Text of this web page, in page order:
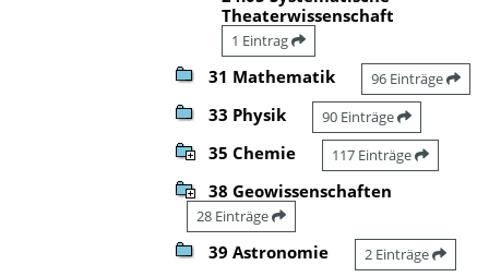
Theaterwissenschaft
1 Eintrag
31 Mathematik 96 Einträge
33 Physik 90 Einträge
35 Chemie 117 Einträge
38 Geowissenschaften
28 Einträge
39 Astronomie 2 Einträge